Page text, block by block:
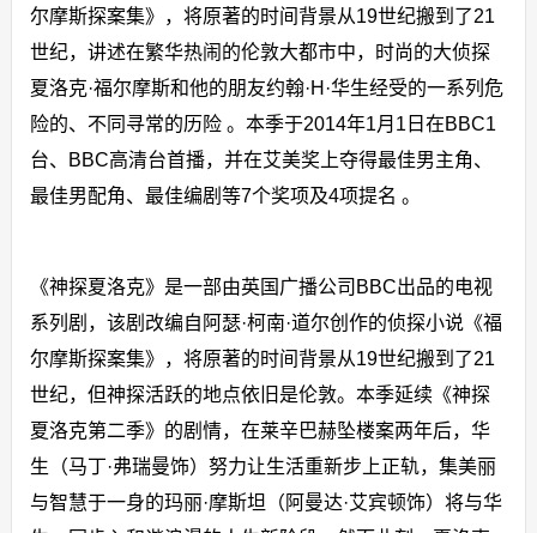
尔摩斯探案集》，将原著的时间背景从19世纪搬到了21
世纪，讲述在繁华热闹的伦敦大都市中，时尚的大侦探
夏洛克·福尔摩斯和他的朋友约翰·H·华生经受的一系列危
险的、不同寻常的历险 。本季于2014年1月1日在BBC1
台、BBC高清台首播，并在艾美奖上夺得最佳男主角、
最佳男配角、最佳编剧等7个奖项及4项提名 。
《神探夏洛克》是一部由英国广播公司BBC出品的电视
系列剧，该剧改编自阿瑟·柯南·道尔创作的侦探小说《福
尔摩斯探案集》，将原著的时间背景从19世纪搬到了21
世纪，但神探活跃的地点依旧是伦敦。本季延续《神探
夏洛克第二季》的剧情，在莱辛巴赫坠楼案两年后，华
生（马丁·弗瑞曼饰）努力让生活重新步上正轨，集美丽
与智慧于一身的玛丽·摩斯坦（阿曼达·艾宾顿饰）将与华